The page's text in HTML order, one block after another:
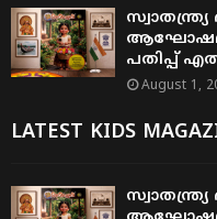
പതിപ്പ്
August 1,
LATEST KIDS